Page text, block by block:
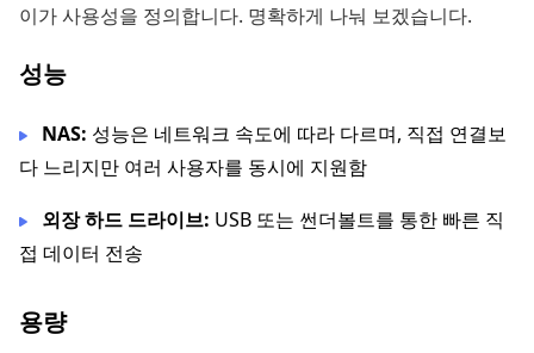
이가 사용성을 정의합니다. 명확하게 나눠 보겠습니다.
성능
NAS: 성능은 네트워크 속도에 따라 다르며, 직접 연결보
다 느리지만 여러 사용자를 동시에 지원함
외장 하드 드라이브: USB 또는 썬더볼트를 통한 빠른 직
접 데이터 전송
용량